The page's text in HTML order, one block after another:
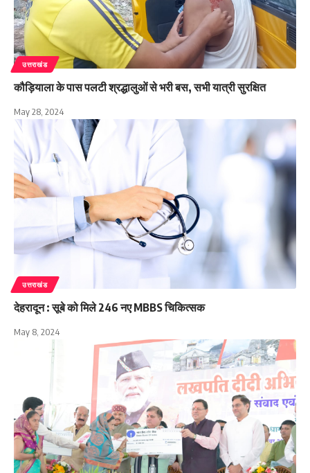
उत्तराखंड
कौड़ियाला के पास पलटी श्रद्धालुओं से भरी बस, सभी यात्री सुरक्षित
May 28, 2024
उत्तराखंड
देहरादून : सूबे को मिले 246 नए MBBS चिकित्सक
May 8, 2024